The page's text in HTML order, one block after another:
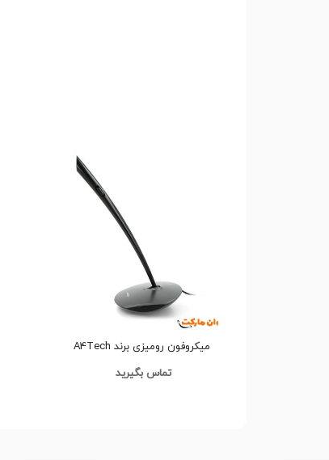
میکروفون رومیزی برند A4Tech
تماس بگیرید